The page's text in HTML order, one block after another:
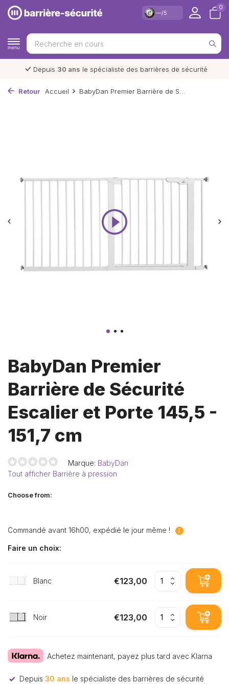
—/5
0
Livraison et retourgratuits*
Retour Accueil BabyDan Premier Barrière de S...
BabyDan Premier
Barrière de Sécurité
Escalier et Porte 145,5 -
151,7 cm
Marque: BabyDan
Tout afficher Barrière à pression
Choose from:
Commandé avant 16h00, expédié le jour même !
Faire un choix:
Blanc €123,00
Noir €123,00
Achetez maintenant, payez plus tard avec Klarna
Depuis 30 ans le spécialiste des barrières de sécurité